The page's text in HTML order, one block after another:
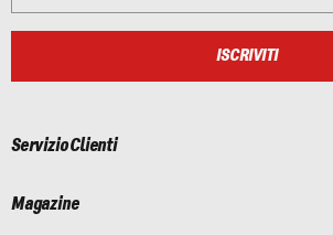
ISCRIVITI
Servizio Clienti
Magazine